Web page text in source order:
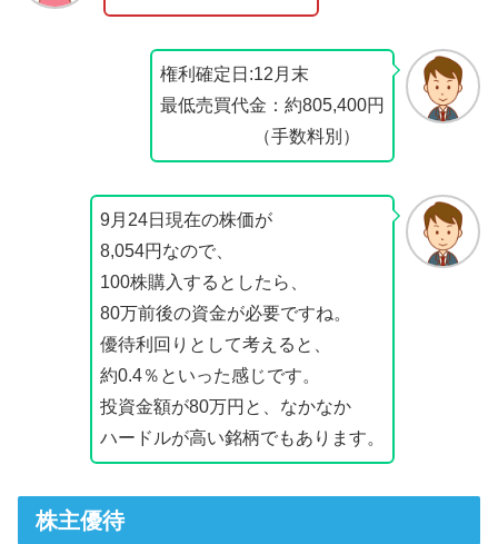
権利確定日:12月末
最低売買代金：約805,400円
（手数料別）
9月24日現在の株価が
8,054円なので、
100株購入するとしたら、
80万前後の資金が必要ですね。
優待利回りとして考えると、
約0.4％といった感じです。
投資金額が80万円と、なかなか
ハードルが高い銘柄でもあります。
株主優待